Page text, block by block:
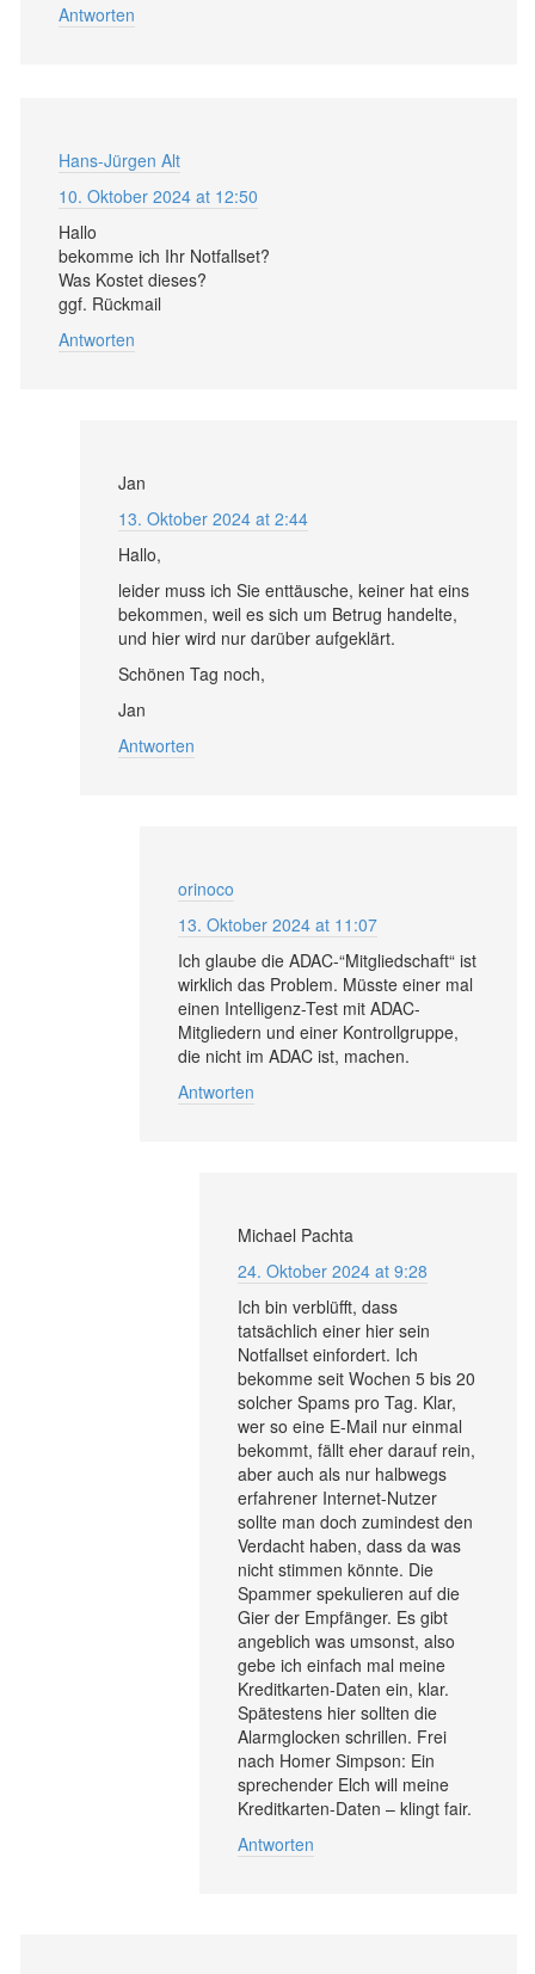
Antworten
Hans-Jürgen Alt
10. Oktober 2024 at 12:50
Hallo
bekomme ich Ihr Notfallset?
Was Kostet dieses?
ggf. Rückmail
Antworten
Jan
13. Oktober 2024 at 2:44
Hallo,
leider muss ich Sie enttäusche, keiner hat eins
bekommen, weil es sich um Betrug handelte,
und hier wird nur darüber aufgeklärt.
Schönen Tag noch,
Jan
Antworten
orinoco
13. Oktober 2024 at 11:07
Ich glaube die ADAC-“Mitgliedschaft“ ist
wirklich das Problem. Müsste einer mal
einen Intelligenz-Test mit ADAC-
Mitgliedern und einer Kontrollgruppe,
die nicht im ADAC ist, machen.
Antworten
Michael Pachta
24. Oktober 2024 at 9:28
Ich bin verblüfft, dass
tatsächlich einer hier sein
Notfallset einfordert. Ich
bekomme seit Wochen 5 bis 20
solcher Spams pro Tag. Klar,
wer so eine E-Mail nur einmal
bekommt, fällt eher darauf rein,
aber auch als nur halbwegs
erfahrener Internet-Nutzer
sollte man doch zumindest den
Verdacht haben, dass da was
nicht stimmen könnte. Die
Spammer spekulieren auf die
Gier der Empfänger. Es gibt
angeblich was umsonst, also
gebe ich einfach mal meine
Kreditkarten-Daten ein, klar.
Spätestens hier sollten die
Alarmglocken schrillen. Frei
nach Homer Simpson: Ein
sprechender Elch will meine
Kreditkarten-Daten – klingt fair.
Antworten